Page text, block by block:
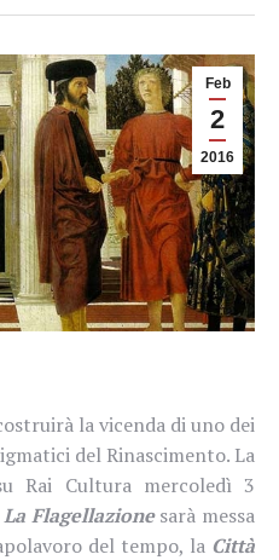
Feb
2
2016
la vicenda di uno dei
del Rinascimento. La
Rai Cultura mercoledì 3
La Flagellazionesarà messa
del tempo, la Città